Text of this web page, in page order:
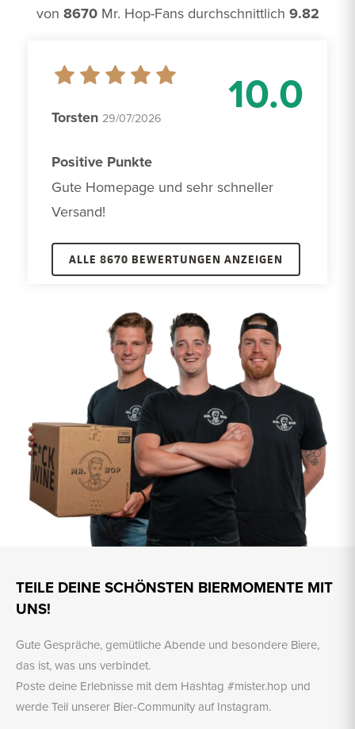
von 8670Mr. Hop-Fans durchschnittlich 9.82
10.0
Torsten 29/07/2026
Positive Punkte
Gute Homepage und sehr schneller
Versand!
ALLE 8670 BEWERTUNGEN ANZEIGEN
TEILE DEINE SCHÖNSTEN BIERMOMENTE MIT
UNS!
Gute Gespräche, gemütliche Abende und besondere Biere,
das ist, was uns verbindet.
Poste deine Erlebnisse mit dem Hashtag #mister.hop und
werde Teil unserer Bier-Community auf Instagram.